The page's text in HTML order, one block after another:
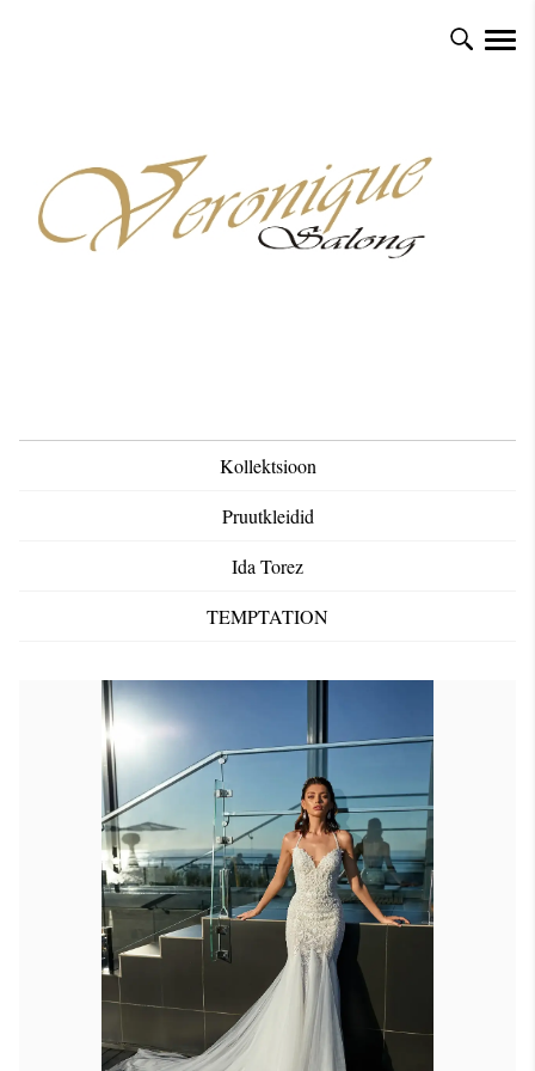
Kollektsioon
Pruutkleidid
Ida Torez
TEMPTATION